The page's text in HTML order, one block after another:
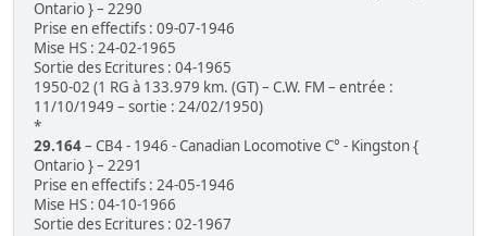
Ontario } – 2290
Prise en effectifs : 09-07-1946
Mise HS : 24-02-1965
Sortie des Ecritures : 04-1965
1950-02 (1 RG à 133.979 km. (GT) – C.W. FM – entrée :
11/10/1949 – sortie : 24/02/1950)
*
29.164– CB4 - 1946 - Canadian Locomotive C° - Kingston {
Ontario } – 2291
Prise en effectifs : 24-05-1946
Mise HS : 04-10-1966
Sortie des Ecritures : 02-1967